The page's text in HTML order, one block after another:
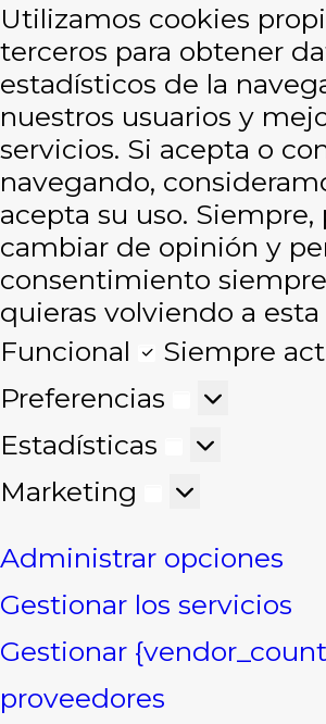
Utilizamos cookies
terceros para obtener
estadísticos de la
nuestros usuarios y
servicios. Si acepta o
navegando,
acepta su uso. Siempre,
cambiar de opinión y
consentimiento
quieras volviendo a esta
Funcional
Funcional
Siempre
Preferencias
Estadísticas
Marketing
Marketing
Administrar opciones
Gestionar los servicios
Gestionar
proveedores